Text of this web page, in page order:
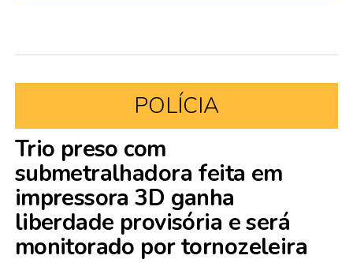
POLÍCIA
Trio preso com
submetralhadora feita em
impressora 3D ganha
liberdade provisória e será
monitorado por tornozeleira